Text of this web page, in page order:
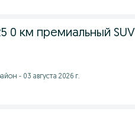
0 км премиальный SUV
- 03 августа 2026 г.